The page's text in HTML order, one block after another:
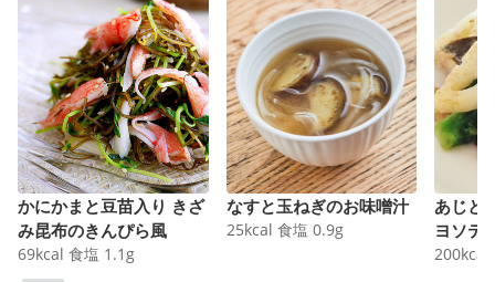
かにかまと豆苗入り きざ
み昆布のきんぴら風
69kcal 食塩 1.1 g
なすと玉ねぎのお味噌汁
25kcal 食塩 0.9g
あじと
ヨソテ
200kcal